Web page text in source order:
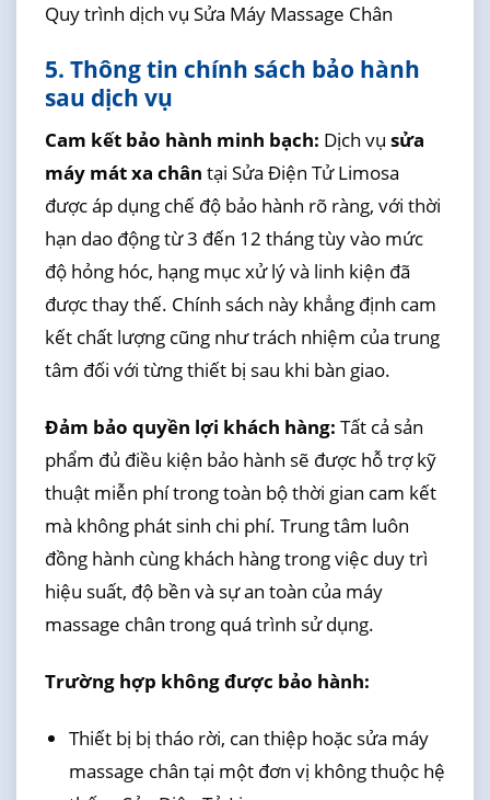
Quy trình dịch vụ Sửa Máy Massage Chân
5. Thông tin chính sách bảo hành
sau dịch vụ
Cam kết bảo hành minh bạch: Dịch vụ sửa
máy mát xa chân tại Sửa Điện Tử Limosa
được áp dụng chế độ bảo hành rõ ràng, với thời
hạn dao động từ 3 đến 12 tháng tùy vào mức
độ hỏng hóc, hạng mục xử lý và linh kiện đã
được thay thế. Chính sách này khẳng định cam
kết chất lượng cũng như trách nhiệm của trung
tâm đối với từng thiết bị sau khi bàn giao.
Đảm bảo quyền lợi khách hàng: Tất cả sản
phẩm đủ điều kiện bảo hành sẽ được hỗ trợ kỹ
thuật miễn phí trong toàn bộ thời gian cam kết
mà không phát sinh chi phí. Trung tâm luôn
đồng hành cùng khách hàng trong việc duy trì
hiệu suất, độ bền và sự an toàn của máy
massage chân trong quá trình sử dụng.
Trường hợp không được bảo hành:
Thiết bị bị tháo rời, can thiệp hoặc sửa máy
massage chân tại một đơn vị không thuộc hệ